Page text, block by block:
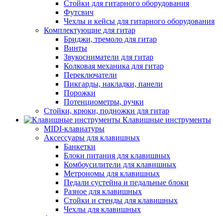
Стойки для гитарного оборудования
Футсвич
Чехлы и кейсы для гитарного оборудования
Комплектующие для гитар
Бриджи, тремоло для гитар
Винты
Звукосниматели для гитар
Колковая механика для гитар
Переключатели
Пикгарды, накладки, панели
Порожки
Потенциометры, ручки
Стойки, крюки, подножки для гитар
Клавишные инструменты
MIDI-клавиатуры
Аксессуары для клавишных
Банкетки
Блоки питания для клавишных
Комбоусилители для клавишных
Метрономы для клавишных
Педали сустейна и педальные блоки
Разное для клавишных
Стойки и стенды для клавишных
Чехлы для клавишных